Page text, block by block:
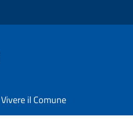
Vivere il Comune